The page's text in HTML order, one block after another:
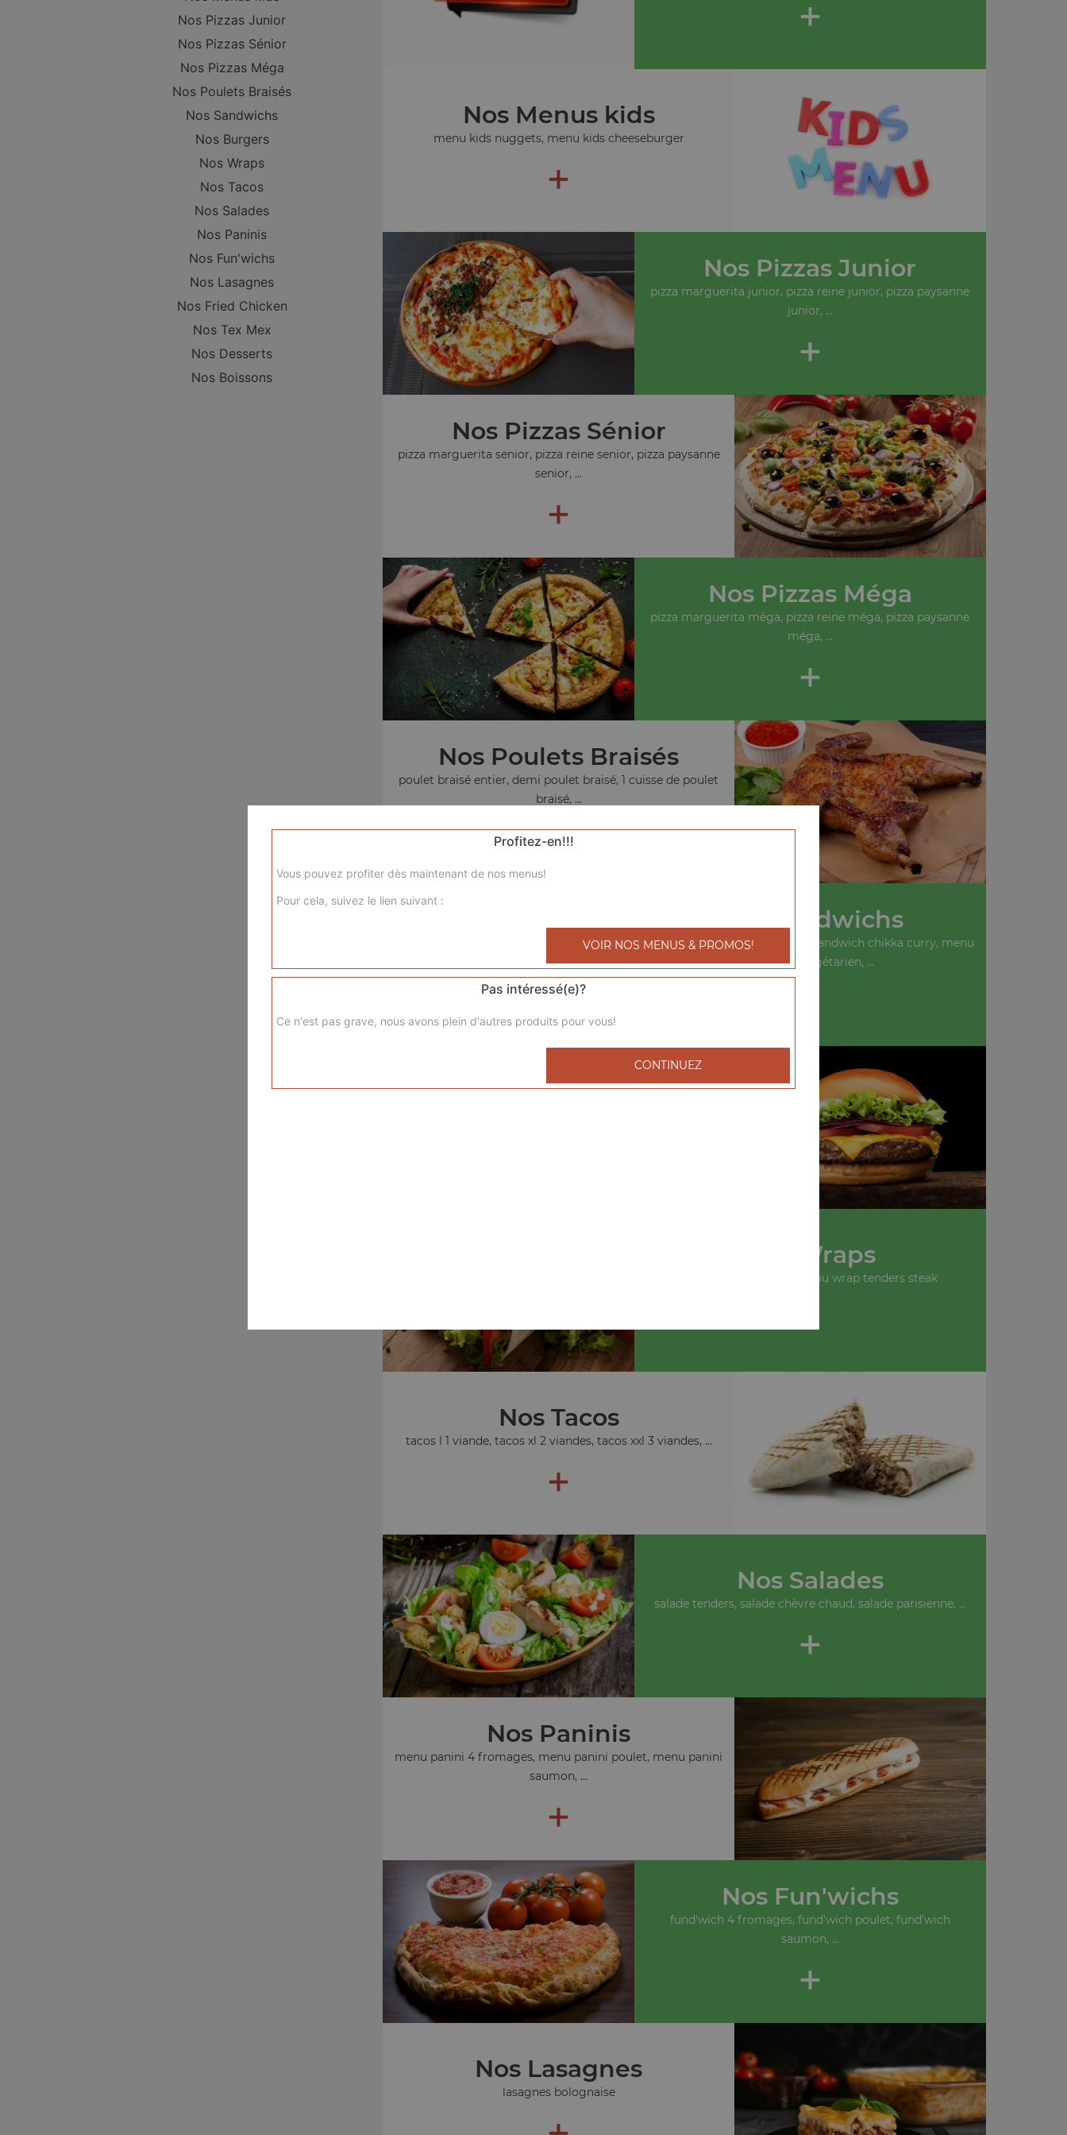
Nos Pizzas Junior
Nos Pizzas Sénior
Nos Pizzas Méga
Nos Poulets Braisés
Nos Sandwichs
Nos Burgers
Nos Wraps
Nos Tacos
Nos Salades
Nos Paninis
Nos Fun'wichs
Nos Lasagnes
Nos Fried Chicken
Nos Tex Mex
Nos Desserts
Nos Boissons
+
Nos Menus kids
menu kids nuggets, menu kids cheeseburger
+
Nos Pizzas Junior
pizza marguerita junior, pizza reine junior, pizza paysanne
junior, ...
+
Nos Pizzas Sénior
pizza marguerita senior, pizza reine senior, pizza paysanne
senior, ...
+
Nos Pizzas Méga
pizza marguerita méga, pizza reine méga, pizza paysanne
méga, ...
+
Nos Poulets Braisés
poulet braisé entier, demi poulet braisé, 1 cuisse de poulet
braisé, ...
+
Nos Sandwichs
menu sandwich kebab, menu sandwich chikka curry, menu
sandwich végétarien, ...
Nos Burgers
Nos Wraps
menu wrap tenders, menu wrap tenders steak
Nos Tacos
tacos l 1 viande, tacos xl 2 viandes, tacos xxl 3 viandes, ...
+
Nos Salades
salade tenders, salade chèvre chaud, salade parisienne, ...
+
Nos Paninis
menu panini 4 fromages, menu panini poulet, menu panini
saumon, ...
+
Nos Fun'wichs
fund'wich 4 fromages, fund'wich poulet, fund'wich
saumon, ...
+
Nos Lasagnes
lasagnes bolognaise
Profitez-en!!!
Vous pouvez profiter dès maintenant de nos menus!
Pour cela, suivez le lien suivant :
VOIR NOS MENUS & PROMOS!
Pas intéressé(e)?
Ce n'est pas grave, nous avons plein d'autres produits pour vous!
CONTINUEZ